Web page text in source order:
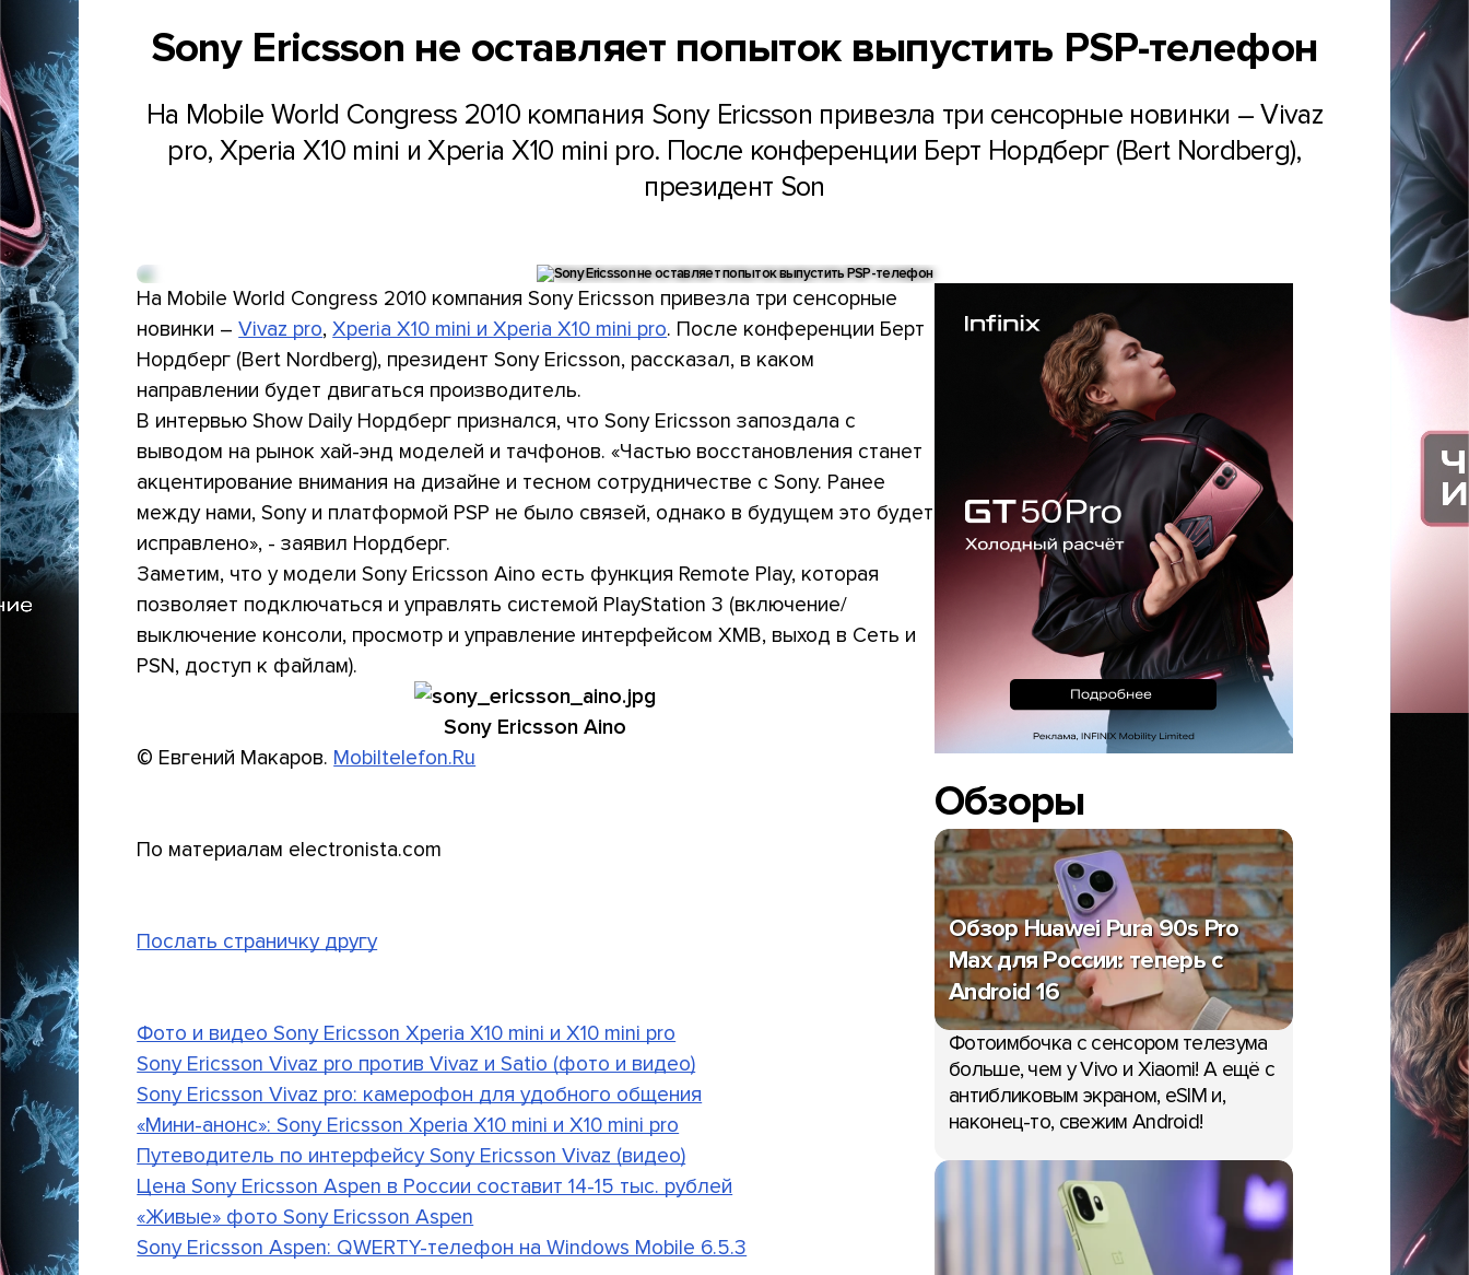
Sony Ericsson не оставляет попыток выпустить PSP-телефон
На Mobile World Congress 2010 компания Sony Ericsson привезла три сенсорные новинки – Vivaz
pro, Xperia X10 mini и Xperia X10 mini pro. После конференции Берт Нордберг (Bert Nordberg),
президент Son
На Mobile World Congress 2010 компания Sony Ericsson привезла три сенсорные
новинки –Vivaz pro,Xperia X10 mini и Xperia X10 mini pro. После конференции Берт
Нордберг (Bert Nordberg), президент Sony Ericsson, рассказал, в каком
направлении будет двигаться производитель.
В интервью Show Daily Нордберг признался, что Sony Ericsson запоздала с
выводом на рынок хай-энд моделей и тачфонов. «Частью восстановления станет
акцентирование внимания на дизайне и тесном сотрудничестве с Sony. Ранее
между нами, Sony и платформой PSP не было связей, однако в будущем это будет
исправлено», - заявил Нордберг.
Заметим, что у модели Sony Ericsson Aino есть функция Remote Play, которая
позволяет подключаться и управлять системой PlayStation 3 (включение/
выключение консоли, просмотр и управление интерфейсом XMB, выход в Сеть и
PSN, доступ к файлам).
Sony Ericsson Aino
© Евгений Макаров. Mobiltelefon.Ru
По материалам electronista.com
Послать страничку другу
Фото и видео Sony Ericsson Xperia X10 mini и X10 mini pro
Sony Ericsson Vivaz pro против Vivaz и Satio (фото и видео)
Sony Ericsson Vivaz pro: камерофон для удобного общения
«Мини-анонс»: Sony Ericsson Xperia X10 mini и X10 mini pro
Путеводитель по интерфейсу Sony Ericsson Vivaz (видео)
Цена Sony Ericsson Aspen в России составит 14-15 тыс. рублей
«Живые» фото Sony Ericsson Aspen
Sony Ericsson Aspen: QWERTY-телефон на Windows Mobile 6.5.3
Обзоры
Обзор Huawei Pura 90s Pro
Max для России: теперь с
Android 16
Фотоимбочка с сенсором телезума
больше, чем у Vivo и Xiaomi! А ещё с
антибликовым экраном, eSIM и,
наконец-то, свежим Android!